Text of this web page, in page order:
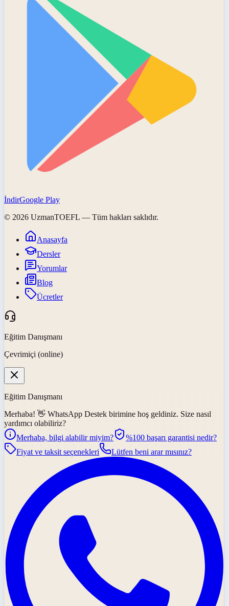
İndirGoogle Play
© 2026 UzmanTOEFL — Tüm hakları saklıdır.
Anasayfa
Dersler
Yorumlar
Blog
Ücretler
Eğitim Danışmanı
Çevrimiçi (online)
Eğitim Danışmanı
Merhaba! 👋 WhatsApp Destek birimine hoş geldiniz. Size nasıl
yardımcı olabiliriz?
Merhaba, bilgi alabilir miyim?
%100 başarı garantisi nedir?
Fiyat ve taksit seçenekleri
Lütfen beni arar mısınız?